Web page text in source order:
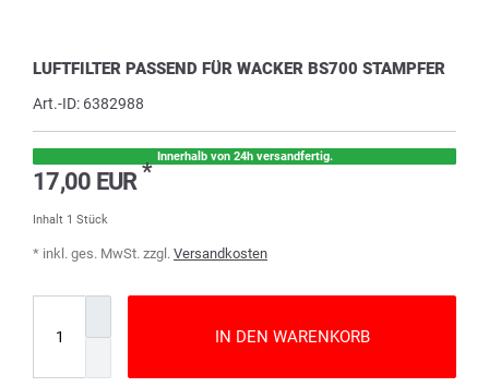
LUFTFILTER PASSEND FÜR WACKER BS700 STAMPFER
Art.-ID: 6382988
Innerhalb von 24h versandfertig.
17,00 EUR*
Inhalt 1 Stück
* inkl. ges. MwSt. zzgl. Versandkosten
IN DEN WARENKORB